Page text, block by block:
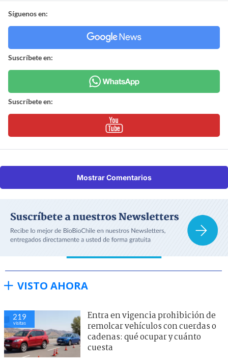
Síguenos en:
Suscríbete en:
Suscríbete en:
Mostrar Comentarios
VISTO AHORA
219
visitas
Entra en vigencia prohibición de
remolcar vehículos con cuerdas o
cadenas: qué ocupar y cuánto
cuesta